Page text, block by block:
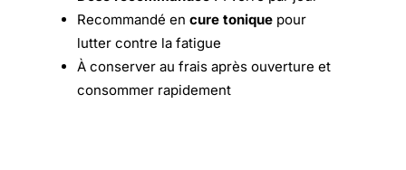
Recommandé en cure toniquepour
lutter contre la fatigue
À conserver au frais après ouverture et
consommer rapidement